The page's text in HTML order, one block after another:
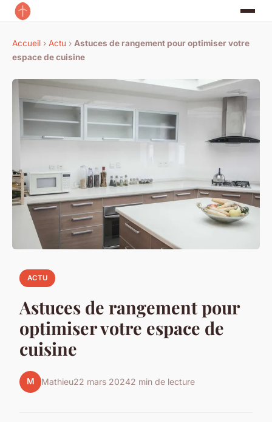
Accueil › Actu › Astuces de rangement pour optimiser votre
espace de cuisine
ACTU
Astuces de rangement pour
optimiser votre espace de
cuisine
M Mathieu22 mars 20242 min de lecture